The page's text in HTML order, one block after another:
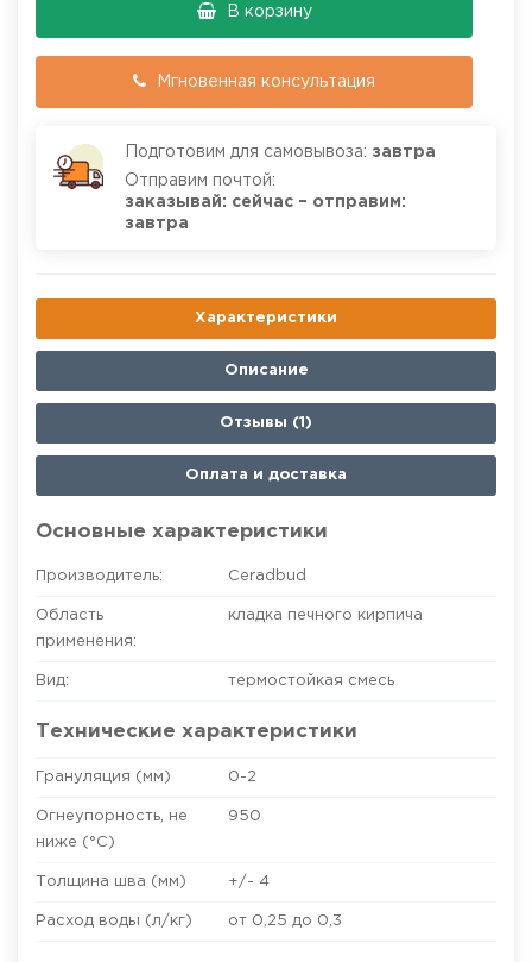
В корзину
Мгновенная консультация
Подготовим для самовывоза: завтра
Отправим почтой:
заказывай: сейчас – отправим:
завтра
Характеристики
Описание
Отзывы (1)
Оплата и доставка
Основные характеристики
Производитель: Ceradbud
Область
применения:
кладка печного кирпича
Вид: термостойкая смесь
Технические характеристики
Грануляция (мм) 0-2
Огнеупорность, не
ниже (°C)
950
Толщина шва (мм) +/- 4
Расход воды (л/кг) от 0,25 до 0,3